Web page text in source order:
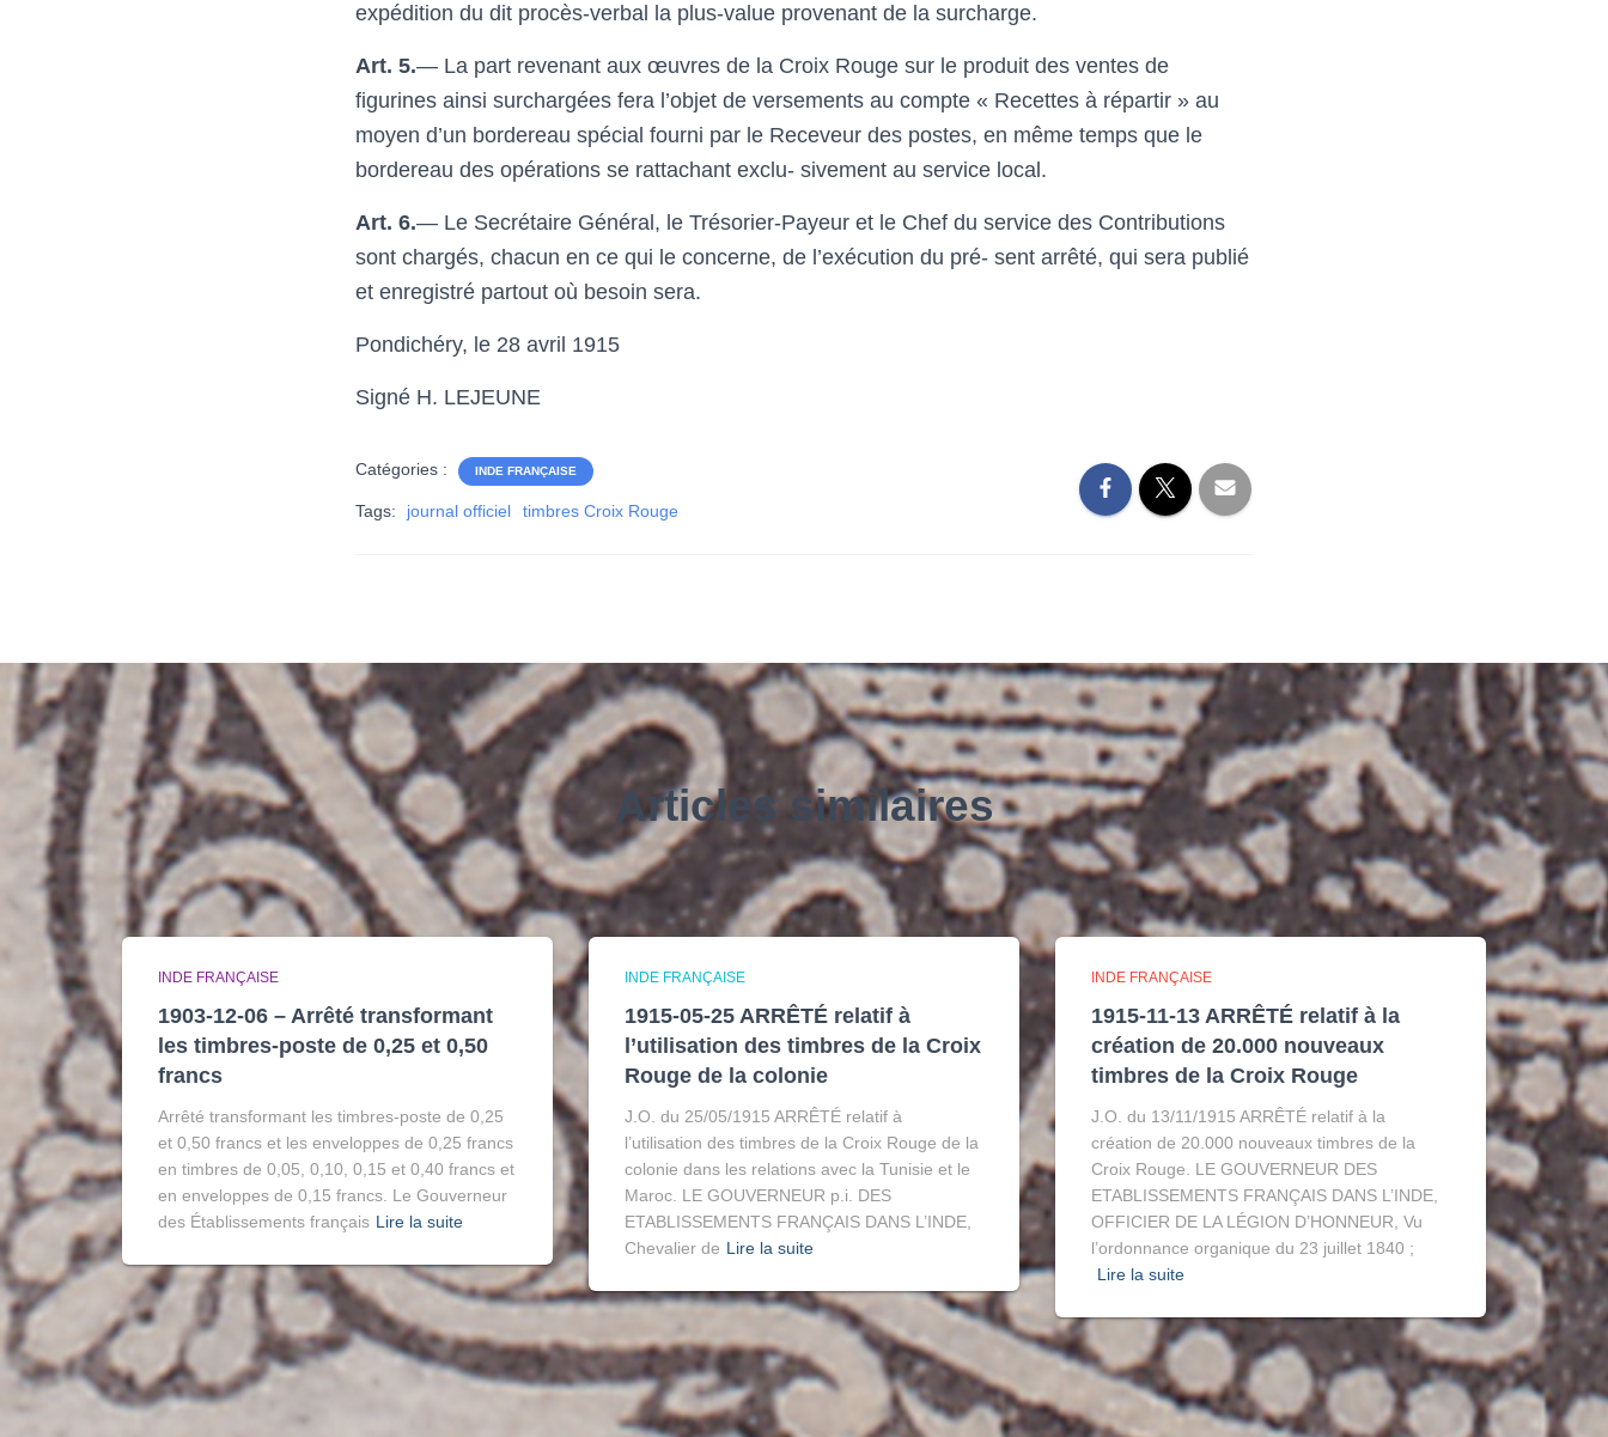
expédition du dit procès-verbal la plus-value provenant de la surcharge.
Art. 5.— La part revenant aux œuvres de la Croix Rouge sur le produit des ventes de
figurines ainsi surchargées fera l’objet de versements au compte « Recettes à répartir » au
moyen d’un bordereau spécial fourni par le Receveur des postes, en même temps que le
bordereau des opérations se rattachant exclu- sivement au service local.
Art. 6.— Le Secrétaire Général, le Trésorier-Payeur et le Chef du service des Contributions
sont chargés, chacun en ce qui le concerne, de l’exécution du pré- sent arrêté, qui sera publié
et enregistré partout où besoin sera.
Pondichéry, le 28 avril 1915
Signé H. LEJEUNE
Catégories : INDE FRANÇAISE
Tags: journal officiel timbres Croix Rouge
Articles similaires
INDE FRANÇAISE
1903-12-06 – Arrêté transformant
les timbres-poste de 0,25 et 0,50
francs
Arrêté transformant les timbres-poste de 0,25
et 0,50 francs et les enveloppes de 0,25 francs
en timbres de 0,05, 0,10, 0,15 et 0,40 francs et
en enveloppes de 0,15 francs. Le Gouverneur
des Établissements français Lire la suite
INDE FRANÇAISE
1915-05-25 ARRÊTÉ relatif à
l’utilisation des timbres de la Croix
Rouge de la colonie
J.O. du 25/05/1915 ARRÊTÉ relatif à
l’utilisation des timbres de la Croix Rouge de la
colonie dans les relations avec la Tunisie et le
Maroc. LE GOUVERNEUR p.i. DES
ETABLISSEMENTS FRANÇAIS DANS L’INDE,
Chevalier de Lire la suite
INDE FRANÇAISE
1915-11-13 ARRÊTÉ relatif à la
création de 20.000 nouveaux
timbres de la Croix Rouge
J.O. du 13/11/1915 ARRÊTÉ relatif à la
création de 20.000 nouveaux timbres de la
Croix Rouge. LE GOUVERNEUR DES
ETABLISSEMENTS FRANÇAIS DANS L’INDE,
OFFICIER DE LA LÉGION D’HONNEUR, Vu
l’ordonnance organique du 23 juillet 1840 ;
Lire la suite